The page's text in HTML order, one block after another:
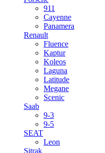
911
Cayenne
Panamera
Renault
Fluence
Kaptur
Koleos
Laguna
Latitude
Megane
Scenic
Saab
9-3
9-5
SEAT
Leon
Sitrak